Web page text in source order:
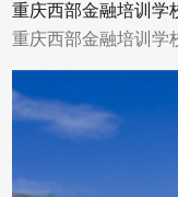
重庆西部金融培训学
重庆西部金融培训学
长江集团